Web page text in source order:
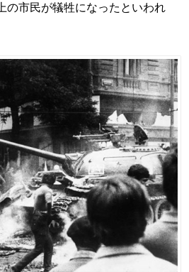
の市民が犠牲になったといわれ